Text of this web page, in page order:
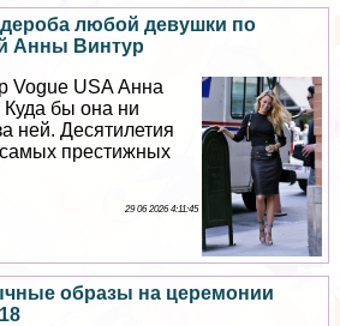
любой дeвyшки по
Анны Винтур
Vogue USA Анна
бы она ни
ней. Десятилетия
престижных
29 06 2026 4:11:45
образы на церемонии